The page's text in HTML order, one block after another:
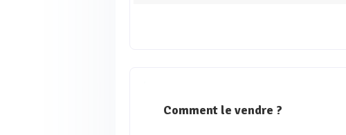
Comment le vendre ?